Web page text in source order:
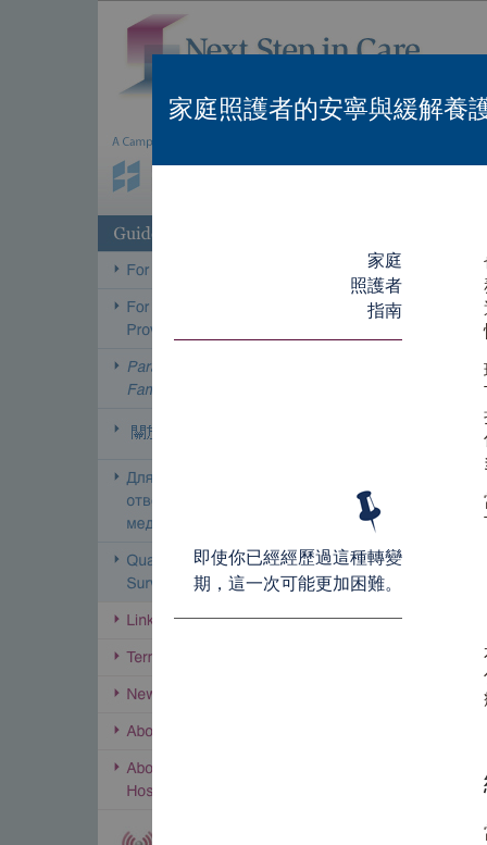
家庭照護者的安寧與緩解養
家庭
照護者
指南
即使你已經經歷過這種轉變
期，這一次可能更加困難。